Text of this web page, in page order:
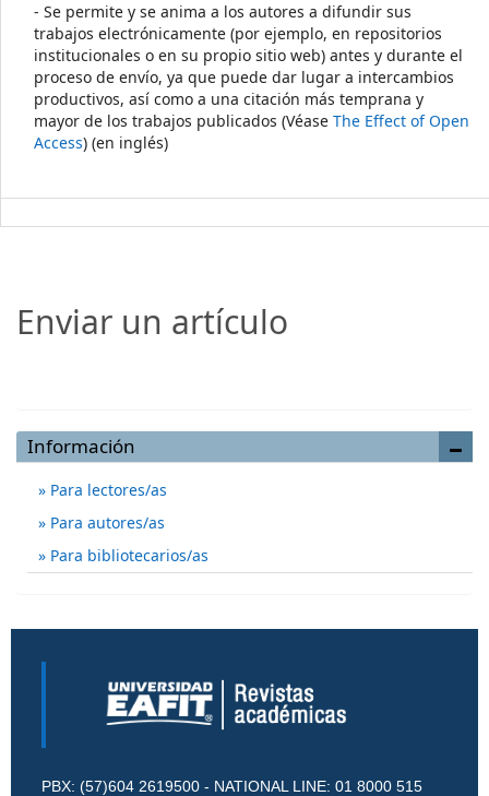
- Se permite y se anima a los autores a difundir sus
trabajos electrónicamente (por ejemplo, en repositorios
institucionales o en su propio sitio web) antes y durante el
proceso de envío, ya que puede dar lugar a intercambios
productivos, así como a una citación más temprana y
mayor de los trabajos publicados (Véase The Effect of Open
Access) (en inglés)
Enviar un artículo
Información
Para lectores/as
Para autores/as
Para bibliotecarios/as
PBX: (57)604 2619500 - NATIONAL LINE: 01 8000 515